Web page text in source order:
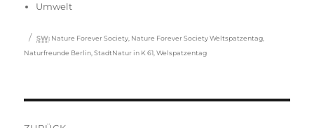
Umwelt
Schlagwörter
SW: Nature Forever Society Nature Forever Society Weltspatzentag
Naturfreunde Berlin ,StadtNatur in K 61 ,Welspatzentag